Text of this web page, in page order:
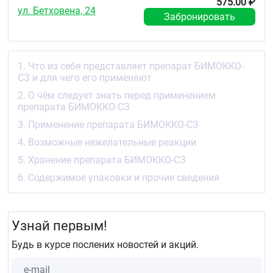
жидкости и улучшения ее оттока. Снижение
внутриглазного давления способствует
сохранению зрения при глаукоме.
Если улучшение не наступило или Вы чувствуете
ухудшение, необходимо обратиться к врачу.
2. О чём следует знать перед
применением препарата БИМОККО-СЗ
Не применяйте препарат БИМОККО-СЗ:
если у Вас аллергия на биматопрост, тимолол
(перечисленные в разделе 6 листка-вкладыша)
если у Вас синдром повышенной реактивности
эпизоды в анамнезе
если у Вас хронический воспалительный
процесс в лёгких, характеризующийся
сужением дыхательных путей, кашлем,
ул. Бетховена, 24
Забронировать
1. Что из себя представляет препарат БИМОККО-
СЗ и для чего его применяют
2. О чём следует знать перед применением
препарата БИМОККО-СЗ
3. Применение препарата БИМОККО-СЗ
4. Возможные нежелательные реакции
5. Хранение препарата БИМОККО-СЗ
6. Содержимое упаковки и прочие сведения
Узнай первым!
Будь в курсе послених новостей и акций.